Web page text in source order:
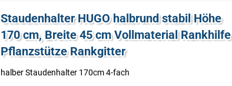
Stau­den­hal­ter HUGO halb­rund sta­bil Höhe
170 cm, Brei­te 45 cm Voll­ma­te­ri­al Rank­hil­fe
Pflanz­stüt­ze Rank­git­ter
hal­ber Stau­den­hal­ter 170cm 4-​fach